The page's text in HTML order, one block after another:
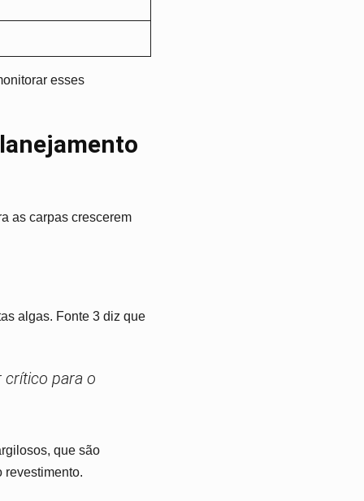
esses
as carpas crescerem
algas. Fonte 3 diz que
crítico para o
que são
revestimento.